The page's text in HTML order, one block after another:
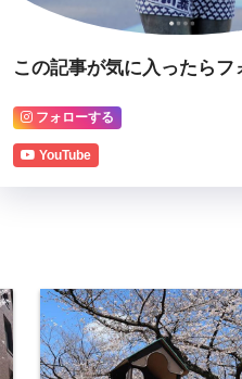
この記事が気に入ったらフ
フォローする
YouTube